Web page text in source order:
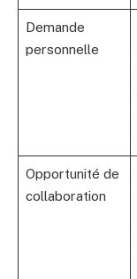
Demande
personnelle
Opportunité de
collaboration